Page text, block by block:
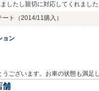
したし親切に対応してくれまし
ト （2014/11購入）
ョン
ございます。お車の状態も満
、今後とも末永いお付き合い
舗